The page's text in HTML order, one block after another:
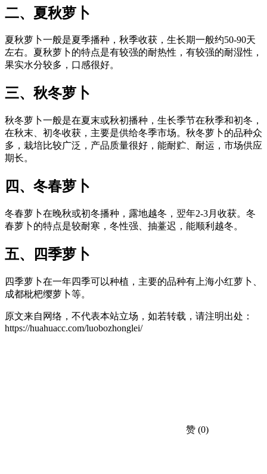
二、夏秋萝卜
夏秋萝卜一般是夏季播种，秋季收获，生长期一般约50-90天
左右。夏秋萝卜的特点是有较强的耐热性，有较强的耐湿性，
果实水分较多，口感很好。
三、秋冬萝卜
秋冬萝卜一般是在夏末或秋初播种，生长季节在秋季和初冬，
在秋末、初冬收获，主要是供给冬季市场。秋冬萝卜的品种众
多，栽培比较广泛，产品质量很好，能耐贮、耐运，市场供应
期长。
四、冬春萝卜
冬春萝卜在晚秋或初冬播种，露地越冬，翌年2-3月收获。冬
春萝卜的特点是较耐寒，冬性强、抽薹迟，能顺利越冬。
五、四季萝卜
四季萝卜在一年四季可以种植，主要的品种有上海小红萝卜、
成都枇杷缨萝卜等。
原文来自网络，不代表本站立场，如若转载，请注明出处：
https://huahuacc.com/luobozhonglei/
赞 (0)